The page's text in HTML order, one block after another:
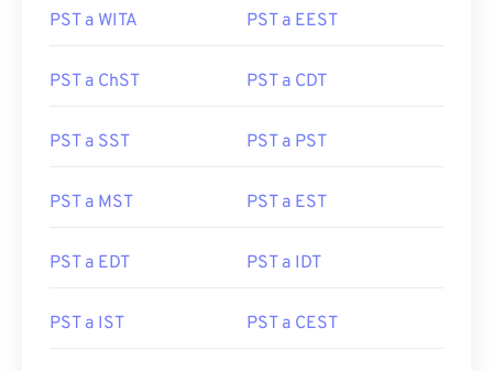
PST a WITA PST a EEST
PST a ChST PST a CDT
PST a SST PST a PST
PST a MST PST a EST
PST a EDT PST a IDT
PST a IST PST a CEST